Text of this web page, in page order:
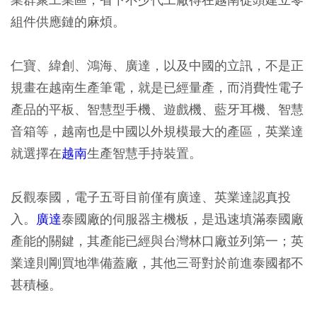
組件供應鏈的麻煩。
仁寶、緯創、鴻海、廣達，以及中國的立訊，不是正
規畫在越南生產筆電，就是已經量產，而消費性電子
產品的平板、智慧型手機、遊戲機、藍牙耳機、智慧
音箱等，越南也是中國以外規模最大的產區，英業達
就選擇在越南生產智慧手持裝置。
反觀泰國，電子五哥目前僅有廣達、英業達認真投
入。 廣達泰國廠的伺服器主機板，是迅速填滿泰國廠
產能的關鍵，其產能已經與台灣林口廠並列第一；英
業達則剛買地準備蓋廠，其他三哥對於前進泰國都不
甚積極。